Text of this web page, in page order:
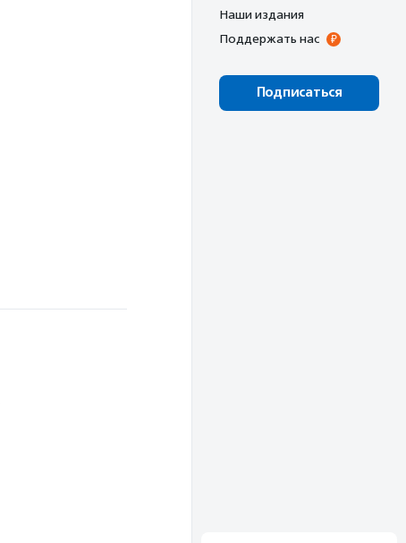
Наши издания
Поддержать нас
Подписаться